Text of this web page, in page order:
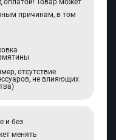
оплатой! Товар может
причинам, в том
отсутствие
не влияющих
и без
менять